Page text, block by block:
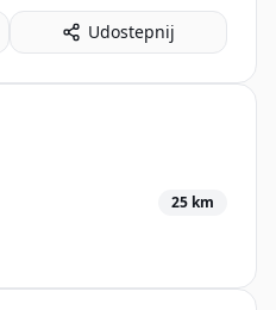
Udostepnij
25 km